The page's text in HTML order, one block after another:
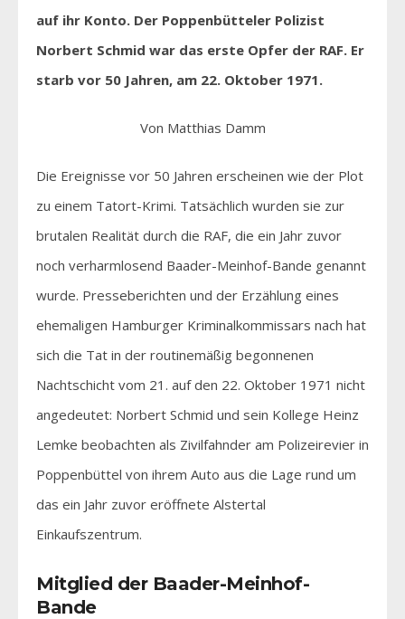
auf ihr Konto. Der Poppenbütteler Polizist
Norbert Schmid war das erste Opfer der RAF. Er
starb vor 50 Jahren, am 22. Oktober 1971.
Von Matthias Damm
Die Ereignisse vor 50 Jahren erscheinen wie der Plot
zu einem Tatort-Krimi. Tatsächlich wurden sie zur
brutalen Realität durch die RAF, die ein Jahr zuvor
noch verharmlosend Baader-Meinhof-Bande genannt
wurde. Presseberichten und der Erzählung eines
ehemaligen Hamburger Kriminalkommissars nach hat
sich die Tat in der routinemäßig begonnenen
Nachtschicht vom 21. auf den 22. Oktober 1971 nicht
angedeutet: Norbert Schmid und sein Kollege Heinz
Lemke beobachten als Zivilfahnder am Polizeirevier in
Poppenbüttel von ihrem Auto aus die Lage rund um
das ein Jahr zuvor eröffnete Alstertal
Einkaufszentrum.
Mitglied der Baader-Meinhof-
Bande